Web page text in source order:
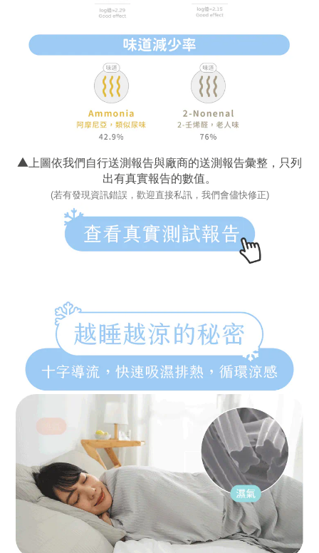
▲ 上圖依我們自行送測報告與廠商的送測報告彙整，只列
出有真實報告的數值。
(若有發現資訊錯誤，歡迎直接私訊，我們會儘快修正)